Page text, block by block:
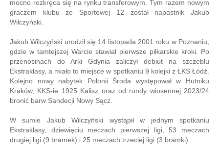
mocno rozkręca się na rynku transferowym. Tym razem nowym
graczem klubu ze Sportowej 12 został napastnik Jakub
Wilczyński.
Jakub Wilczyński urodził się 14 listopada 2001 roku w Poznaniu,
gdzie w tamtejszej Warcie stawiał pierwsze piłkarskie kroki. Po
przenosinach do Arki Gdynia zaliczył debiut na szczeblu
Ekstraklasy, a miało to miejsce w spotkaniu 9 kolejki z ŁKS Łódź.
Kolejno nowy nabytek Polonii Środa występował w Hutniku
Kraków, KKS-ie 1925 Kalisz oraz od rundy wiosennej 2023/24
bronić barw Sandecji Nowy Sącz.
W sumie Jakub Wilczyński wystąpił w jednym spotkaniu
Ekstraklasy, dziewięciu meczach pierwszej ligi, 53 meczach
drugiej ligi (9 bramek) i 25 meczach trzeciej ligi (3 bramki).